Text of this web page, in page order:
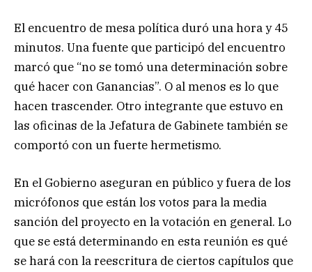
El encuentro de mesa política duró una hora y 45
minutos. Una fuente que participó del encuentro
marcó que “no se tomó una determinación sobre
qué hacer con Ganancias”. O al menos es lo que
hacen trascender. Otro integrante que estuvo en
las oficinas de la Jefatura de Gabinete también se
comportó con un fuerte hermetismo.
En el Gobierno aseguran en público y fuera de los
micrófonos que están los votos para la media
sanción del proyecto en la votación en general. Lo
que se está determinando en esta reunión es qué
se hará con la reescritura de ciertos capítulos que